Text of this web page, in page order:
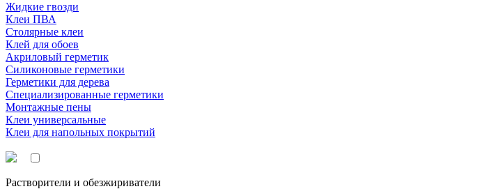
Жидкие гвозди
Клеи ПВА
Столярные клеи
Клей для обоев
Акриловый герметик
Силиконовые герметики
Герметики для дерева
Специализированные герметики
Монтажные пены
Клеи универсальные
Клеи для напольных покрытий
Растворители и обезжириватели